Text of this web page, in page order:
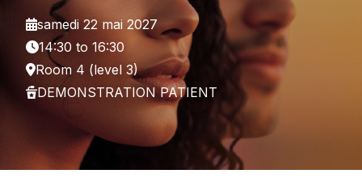
samedi 22 mai 2027
14:30 to 16:30
Room 4 (level 3)
DEMONSTRATION PATIENT